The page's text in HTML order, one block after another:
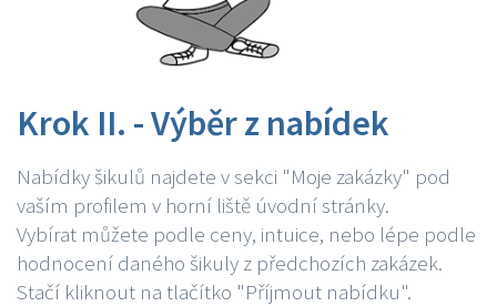
Krok II. - Výběr z nabídek
Nabídky šikulů najdete v sekci "Moje zakázky" pod
vaším profilem v horní liště úvodní stránky.
Vybírat můžete podle ceny, intuice, nebo lépe podle
hodnocení daného šikuly z předchozích zakázek.
Stačí kliknout na tlačítko "Příjmout nabídku".